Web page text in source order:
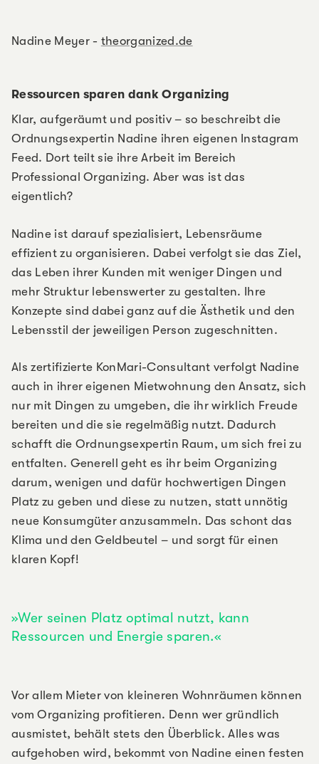
Nadine Meyer - theorganized.de
Ressourcen sparen dank Organizing
Klar, aufgeräumt und positiv – so beschreibt die
Ordnungsexpertin Nadine ihren eigenen Instagram
Feed. Dort teilt sie ihre Arbeit im Bereich
Professional Organizing. Aber was ist das
eigentlich?
Nadine ist darauf spezialisiert, Lebensräume
effizient zu organisieren. Dabei verfolgt sie das Ziel,
das Leben ihrer Kunden mit weniger Dingen und
mehr Struktur lebenswerter zu gestalten. Ihre
Konzepte sind dabei ganz auf die Ästhetik und den
Lebensstil der jeweiligen Person zugeschnitten.
Als zertifizierte KonMari-Consultant verfolgt Nadine
auch in ihrer eigenen Mietwohnung den Ansatz, sich
nur mit Dingen zu umgeben, die ihr wirklich Freude
bereiten und die sie regelmäßig nutzt. Dadurch
schafft die Ordnungsexpertin Raum, um sich frei zu
entfalten. Generell geht es ihr beim Organizing
darum, wenigen und dafür hochwertigen Dingen
Platz zu geben und diese zu nutzen, statt unnötig
neue Konsumgüter anzusammeln. Das schont das
Klima und den Geldbeutel – und sorgt für einen
klaren Kopf!
Wer seinen Platz optimal nutzt, kann
Ressourcen und Energie sparen.
Vor allem Mieter von kleineren Wohnräumen können
vom Organizing profitieren. Denn wer gründlich
ausmistet, behält stets den Überblick. Alles was
aufgehoben wird, bekommt von Nadine einen festen